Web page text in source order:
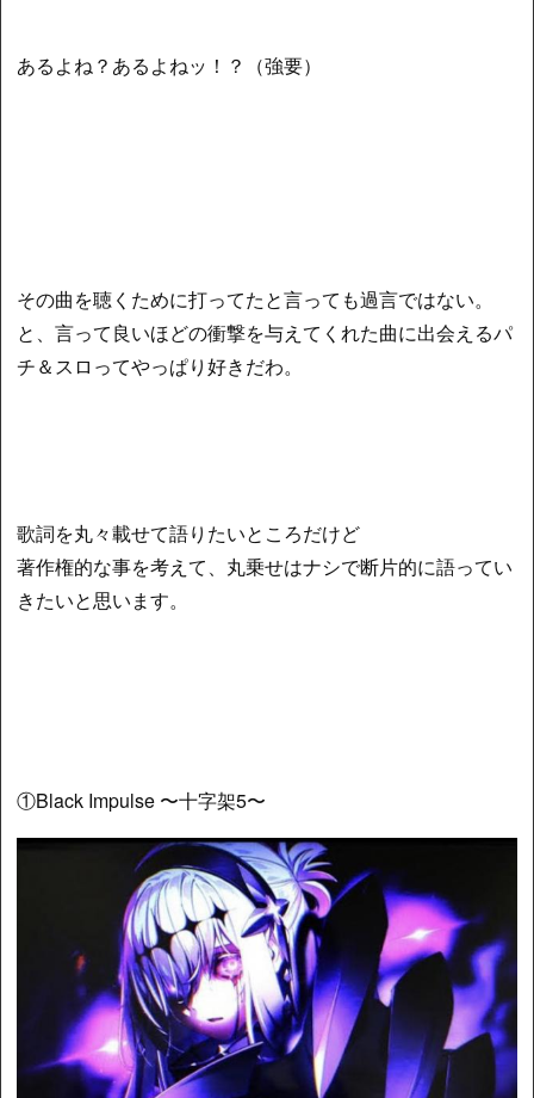
あるよね？あるよねッ！？（強要）
その曲を聴くために打ってたと言っても過言ではない。
と、言って良いほどの衝撃を与えてくれた曲に出会えるパ
チ＆スロってやっぱり好きだわ。
歌詞を丸々載せて語りたいところだけど
著作権的な事を考えて、丸乗せはナシで断片的に語ってい
きたいと思います。
①Black Impulse 〜十字架5〜